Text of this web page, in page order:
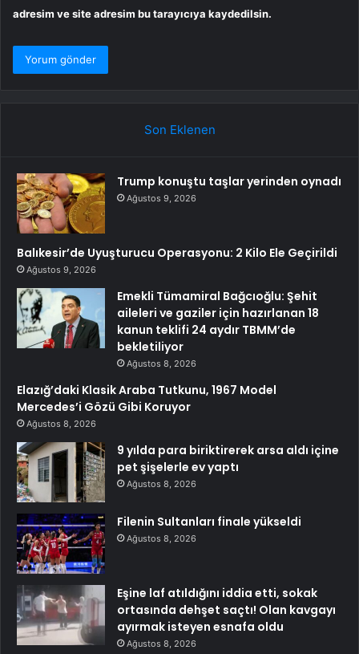
adresim ve site adresim bu tarayıcıya kaydedilsin.
Son Eklenen
Trump konuştu taşlar yerinden oynadı
Ağustos 9, 2026
Balıkesir’de Uyuşturucu Operasyonu: 2 Kilo Ele Geçirildi
Ağustos 9, 2026
Emekli Tümamiral Bağcıoğlu: Şehit
aileleri ve gaziler için hazırlanan 18
kanun teklifi 24 aydır TBMM’de
bekletiliyor
Ağustos 8, 2026
Elazığ’daki Klasik Araba Tutkunu, 1967 Model
Mercedes’i Gözü Gibi Koruyor
Ağustos 8, 2026
9 yılda para biriktirerek arsa aldı içine
pet şişelerle ev yaptı
Ağustos 8, 2026
Filenin Sultanları finale yükseldi
Ağustos 8, 2026
Eşine laf atıldığını iddia etti, sokak
ortasında dehşet saçtı! Olan kavgayı
ayırmak isteyen esnafa oldu
Ağustos 8, 2026